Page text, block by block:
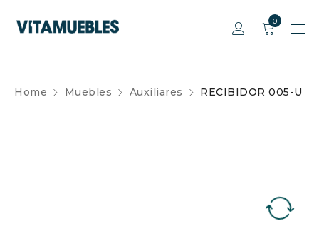
0
Home Muebles Auxiliares RECIBIDOR 005-U